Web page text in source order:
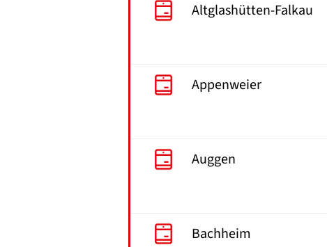
Altglashütten-Falkau
Appenweier
Auggen
Bachheim